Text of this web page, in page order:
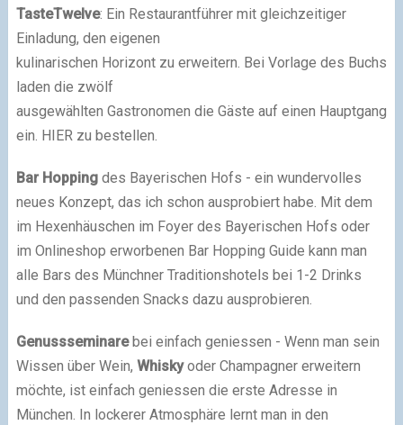
TasteTwelve: Ein Restaurantführer mit gleichzeitiger
Einladung, den eigenen
kulinarischen Horizont zu erweitern. Bei Vorlage des Buchs
laden die zwölf
ausgewählten Gastronomen die Gäste auf einen Hauptgang
ein. HIER zu bestellen.
Bar Hoppingdes Bayerischen Hofs - ein wundervolles
neues Konzept, das ich schon ausprobiert habe. Mit dem
im Hexenhäuschen im Foyer des Bayerischen Hofs oder
im Onlineshop erworbenen Bar Hopping Guide kann man
alle Bars des Münchner Traditionshotels bei 1-2 Drinks
und den passenden Snacks dazu ausprobieren.
Genussseminarebei einfach geniessen - Wenn man sein
Wissen über Wein, Whiskyoder Champagner erweitern
möchte, ist einfach geniessen die erste Adresse in
München. In lockerer Atmosphäre lernt man in den